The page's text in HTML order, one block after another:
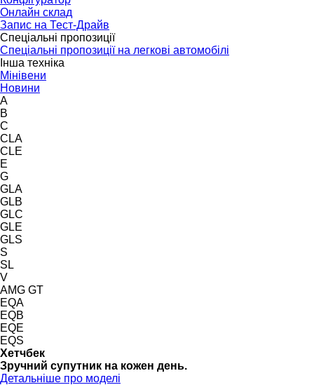
Онлайн склад
Запис на Тест-Драйв
Спеціальні пропозиції
Спеціальні пропозиції на легкові автомобілі
Інша техніка
Мінівени
Новини
A
B
C
CLA
CLE
E
G
GLA
GLB
GLC
GLE
GLS
S
SL
V
AMG GT
EQA
EQB
EQE
EQS
Хетчбек
Зручний супутник на кожен день.
Детальніше про моделі